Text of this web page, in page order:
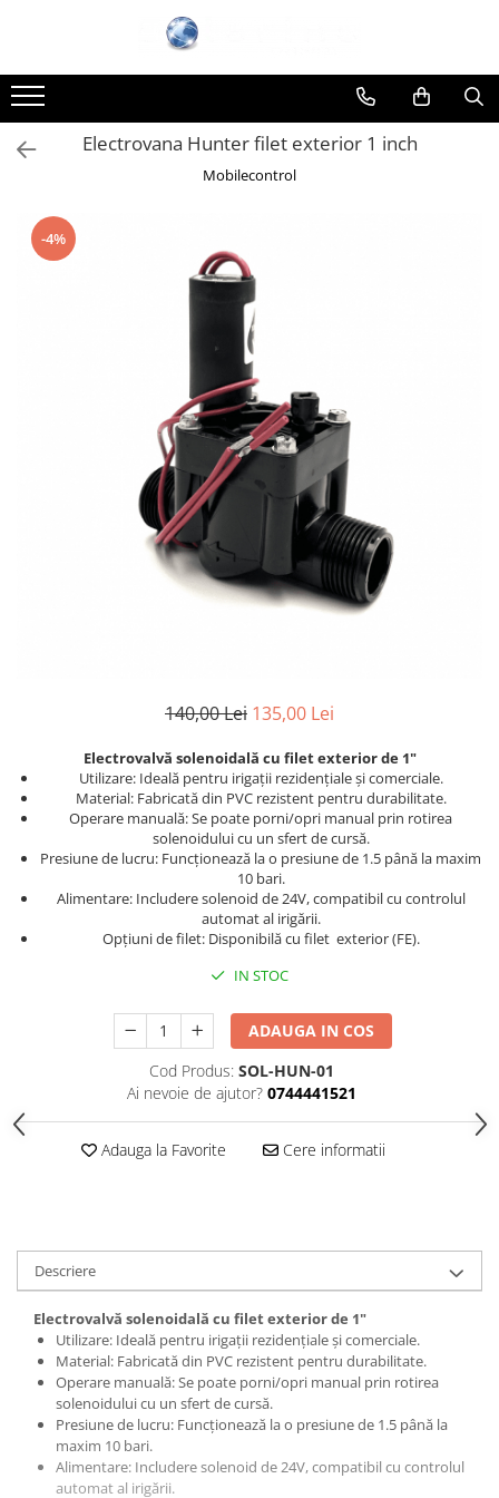
Electrovana Hunter filet exterior 1 inch
Mobilecontrol
-4%
140,00 Lei 135,00 Lei
Electrovalvă solenoidală cu filet exterior de 1"
Utilizare: Ideală pentru irigații rezidențiale și comerciale.
Material: Fabricată din PVC rezistent pentru durabilitate.
Operare manuală: Se poate porni/opri manual prin rotirea
solenoidului cu un sfert de cursă.
Presiune de lucru: Funcționează la o presiune de 1.5 până la maxim
10 bari.
Alimentare: Includere solenoid de 24V, compatibil cu controlul
automat al irigării.
Opțiuni de filet: Disponibilă cu filet exterior (FE).
IN STOC
ADAUGA IN COS
Cod Produs: SOL-HUN-01
Ai nevoie de ajutor? 0744441521
Adauga la Favorite Cere informatii
Descriere
Electrovalvă solenoidală cu filet exterior de 1"
Utilizare: Ideală pentru irigații rezidențiale și comerciale.
Material: Fabricată din PVC rezistent pentru durabilitate.
Operare manuală: Se poate porni/opri manual prin rotirea
solenoidului cu un sfert de cursă.
Presiune de lucru: Funcționează la o presiune de 1.5 până la
maxim 10 bari.
Alimentare: Includere solenoid de 24V, compatibil cu controlul
automat al irigării.